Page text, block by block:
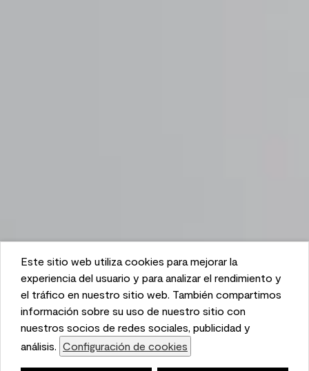
This website uses cookies to enhance user experience
and to analyze performance and traffic on our website.
We also share information about your use of our site
with our social media, advertising, and analytics
partners. Cookie Settings
Este sitio web utiliza cookies para mejorar la
experiencia del usuario y para analizar el rendimiento y
el tráfico en nuestro sitio web. También compartimos
información sobre su uso de nuestro sitio con
nuestros socios de redes sociales, publicidad y
análisis. Configuración de cookies